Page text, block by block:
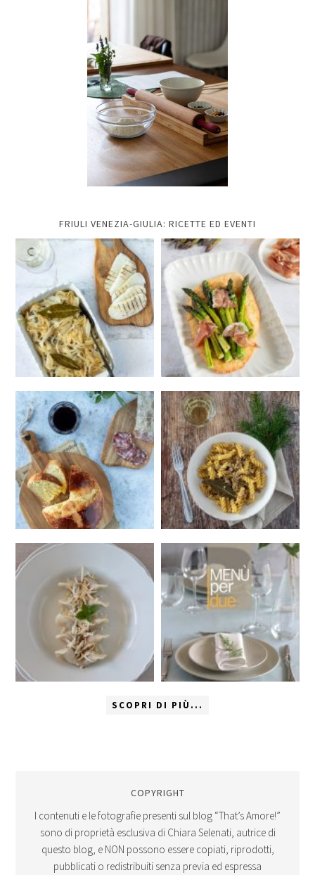
FRIULI VENEZIA-GIULIA: RICETTE ED EVENTI
SCOPRI DI PIÙ...
COPYRIGHT
I contenuti e le fotografie presenti sul blog “That’s Amore!”
sono di proprietà esclusiva di Chiara Selenati, autrice di
questo blog, e NON possono essere copiati, riprodotti,
pubblicati o redistribuiti senza previa ed espressa